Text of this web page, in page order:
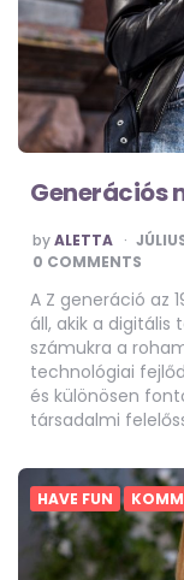
Generációs
POSTED
BY
byALETTA
0 COMMENTS
A Z generáció az
áll, akik a digitális
számukra a
technológiai
és különösen
társadalmi
HAVE FUN